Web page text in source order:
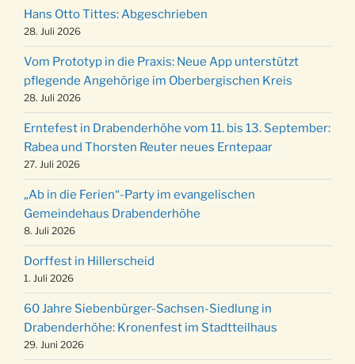
28.11.
Adventliches Beisammensein am Robert-
Gassner-Hof um 15:00 Uhr
28.11.
Katharinenball der Kreisgruppe im
Stadtteilhaus um 19:00 Uhr
03.12.
Adventsfeier des Frauenvereins im Ev.
11.12.
Puer-Natus weihnachtliches Brauchtum am
Robert-Gassner-Hof um 17:00 Uhr
19.12.
12 Uhr
20.12.
Weihnachts-Konzert des Honterus Chors in
der Kirche um 17:00 Uhr
24.12.
Familiengottesdienst mit Krippenspiel im Ev.
Gemeindehaus um 15:00 Uhr
24.12. Familiengottesdienst in der FeG um 16 Uhr
24.12.
Weihnachtsgottesdienst in der Kirche um
15:00 Uhr
Hans Otto Tittes: Abgeschrieben
28. Juli 2026
Vom Prototyp in die Praxis: Neue App unterstützt
pflegende Angehörige im Oberbergischen Kreis
28. Juli 2026
Erntefest in Drabenderhöhe vom 11. bis 13. September:
Rabea und Thorsten Reuter neues Erntepaar
27. Juli 2026
„Ab in die Ferien“-Party im evangelischen
Gemeindehaus Drabenderhöhe
8. Juli 2026
Dorffest in Hillerscheid
1. Juli 2026
60 Jahre Siebenbürger-Sachsen-Siedlung in
Drabenderhöhe: Kronenfest im Stadtteilhaus
29. Juni 2026